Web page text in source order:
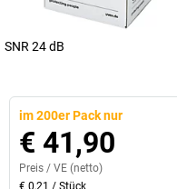
SNR 24 dB
im 200er Pack nur
€ 41,90
Preis / VE (netto)
€ 0,21 / Stück